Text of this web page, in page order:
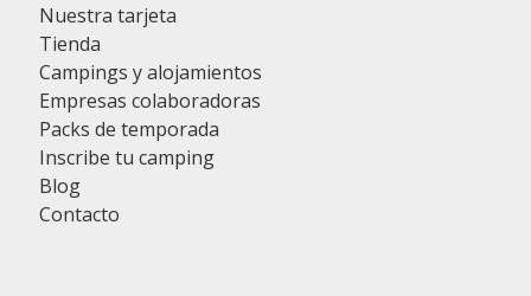
Nuestra tarjeta
Tienda
Campings y alojamientos
Empresas colaboradoras
Packs de temporada
Inscribe tu camping
Blog
Contacto